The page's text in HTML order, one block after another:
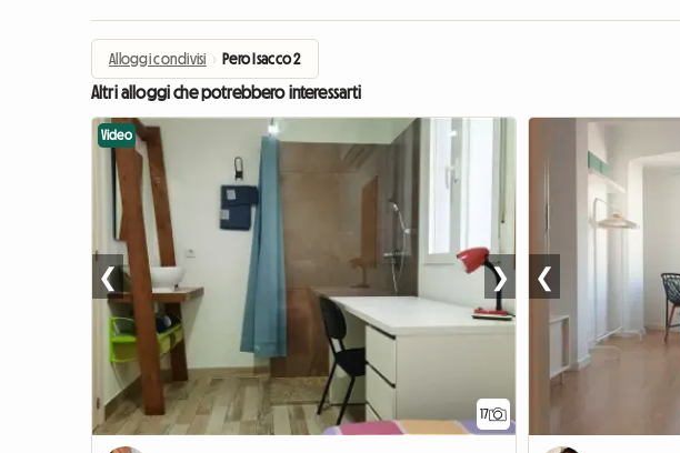
Alloggi condivisi › Pero Isacco 2
Altri alloggi che potrebbero interessarti
17
Video
❮ ❯ ❮